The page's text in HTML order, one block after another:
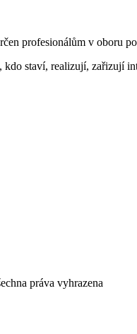
profesionálům v oboru
kdo staví, realizují, zařizují
práva vyhrazena